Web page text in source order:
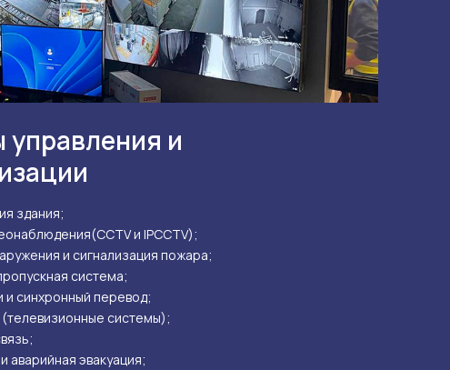
и
здания;
и IPCCTV);
и сигнализация пожара;
система;
синхронный перевод;
(телевизионные системы);
аварийная эвакуация;